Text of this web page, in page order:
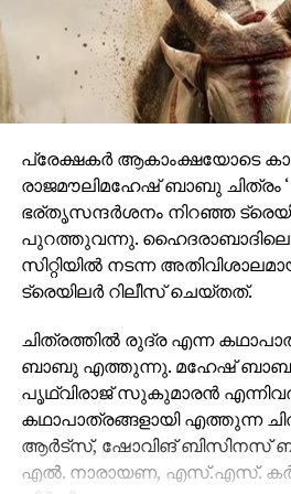
ഓ ആൻഡ് മാർക്കറ്റിംഗ്
പ്രേക്ഷകര്‍ ആകാംക്ഷയോടെ
രാജമൗലിമഹേഷ് ബാബു ചിത്രം
ഭര്തൃസന്ദര്‍ശനം നിറഞ്ഞ
പുറത്തുവന്നു. ഹൈദരാബാദിലെ
സിറ്റിയില്‍ നടന്ന
ട്രെയിലര്‍ റിലീസ് ചെയ്തത്.
ചിത്രത്തില്‍ രുദ്ര എന്ന
ബാബു എത്തുന്നു. മഹേഷ് ബാബു,
പൃഥ്വിരാജ് സുകുമാരന്‍ എന്നിവര്‍
കഥാപാത്രങ്ങളായി എത്തുന്ന
ആര്‍ട്‌സ്, ഷോവിങ് ബിസിനസ്
എല്‍. നാരായണ, എസ്.എസ്.